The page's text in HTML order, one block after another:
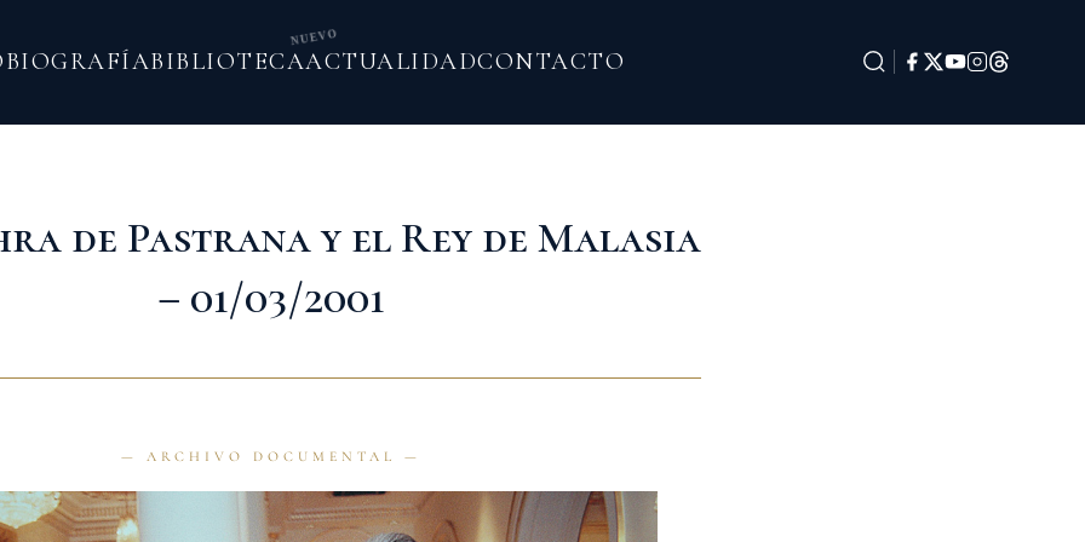
BIOGRAFÍABIBLIOTECA
NUEVO
ACTUALIDADCONTACTO
de Pastrana y el Rey de Malasia
– 01/03/2001